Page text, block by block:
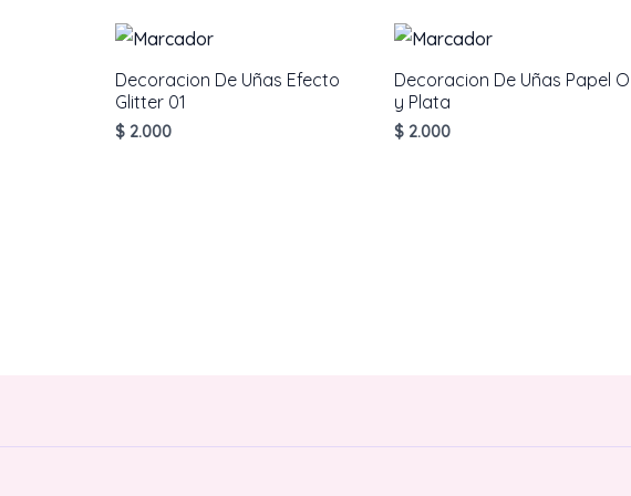
Decoracion De Uñas Efecto
Glitter 01
$ 2.000
Decoracion De Uñas Papel
y Plata
$ 2.000